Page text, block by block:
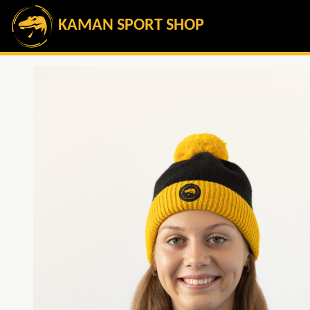
KAMAN SPORT SHOP